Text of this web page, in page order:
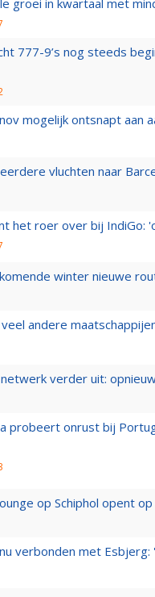
groei in kwartaal met
777-9’s nog steeds
mogelijk ontsnapt aan
vluchten naar
het roer over bij IndiGo:
winter nieuwe
andere
verder uit:
probeert onrust bij
op Schiphol opent
verbonden met